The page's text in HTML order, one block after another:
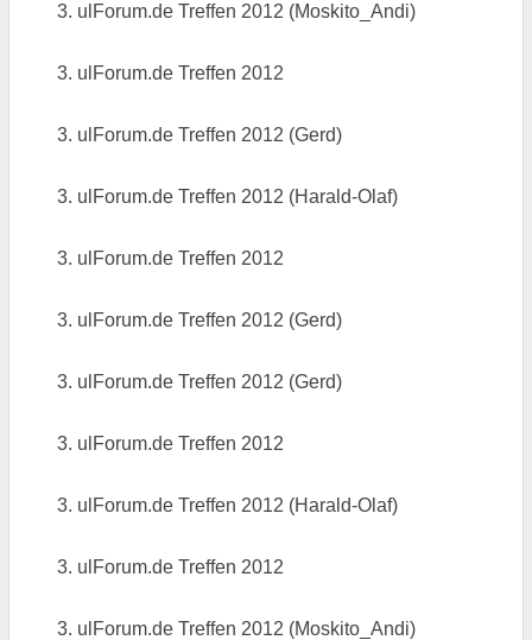
3. ulForum.de Treffen 2012 (Moskito_Andi)
3. ulForum.de Treffen 2012
3. ulForum.de Treffen 2012 (Gerd)
3. ulForum.de Treffen 2012 (Harald-Olaf)
3. ulForum.de Treffen 2012
3. ulForum.de Treffen 2012 (Gerd)
3. ulForum.de Treffen 2012 (Gerd)
3. ulForum.de Treffen 2012
3. ulForum.de Treffen 2012 (Harald-Olaf)
3. ulForum.de Treffen 2012
3. ulForum.de Treffen 2012 (Moskito_Andi)